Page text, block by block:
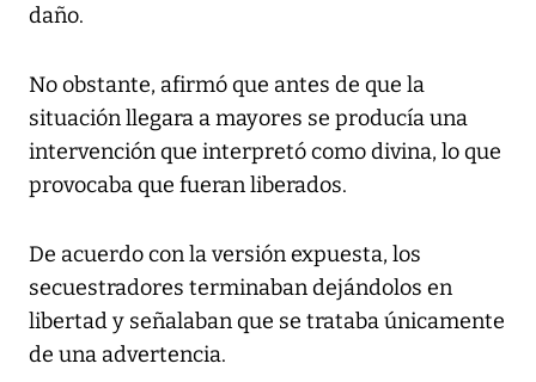
daño.
No obstante, afirmó que antes de que la
situación llegara a mayores se producía una
intervención que interpretó como divina, lo que
provocaba que fueran liberados.
De acuerdo con la versión expuesta, los
secuestradores terminaban dejándolos en
libertad y señalaban que se trataba únicamente
de una advertencia.